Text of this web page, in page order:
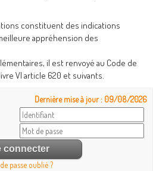
constituent des indications
appréhension des
il est renvoyé au Code de
VI article 620 et suivants.
Dernière mise à jour : 09/08/2026
passe oublié ?